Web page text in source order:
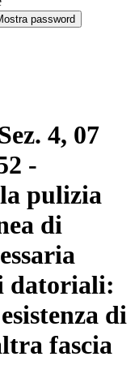
password
4, 07
-
pulizia
di
datoriali:
di
fascia